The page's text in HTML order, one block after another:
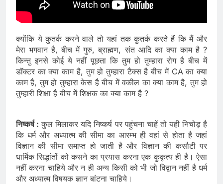
क्योंकि ये कुतर्क करने वाले तो यहां तक कुतर्क करते हैं कि मैं और
मेरा भगवान है, बीच में गुरु, ब्राह्मण, संत आदि का क्या काम है ?
किन्तु इनसे कोई ये नहीं पूछता कि तुम हो तुम्हारा रोग है बीच में
डॉक्टर का क्या काम है, तुम हो तुम्हारा टैक्स है बीच में CA का क्या
काम है, तुम हो तुम्हारा केस है बीच में वकील का क्या काम है, तुम हो
तुम्हारी शिक्षा है बीच में शिक्षक का क्या काम है ?
निष्कर्ष : कुल मिलाकर यदि निष्कर्ष पर पहुंचना चाहें तो यही निचोड़ है
कि धर्म और अध्यात्म की सीमा का आरम्भ ही वहां से होता है जहां
विज्ञान की सीमा समाप्त हो जाती है और विज्ञान की कसौटी पर
धार्मिक सिद्धांतों को कसने का प्रयास करना एक कुकृत्य ही है। ऐसा
नहीं करना चाहिये और न ही अन्य किसी को भी जो विद्वान नहीं है धर्म
और अध्यात्म विषयक ज्ञान बांटना चाहिये।